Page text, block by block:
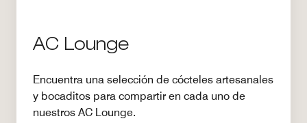
AC Lounge
Encuentra una selección de cócteles artesanales
y bocaditos para compartir en cada uno de
nuestros AC Lounge.